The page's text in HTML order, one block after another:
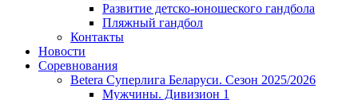
Развитие детско-юношеского гандбола
Пляжный гандбол
Контакты
Новости
Соревнования
Betera Суперлига Беларуси. Сезон 2025/2026
Мужчины. Дивизион 1